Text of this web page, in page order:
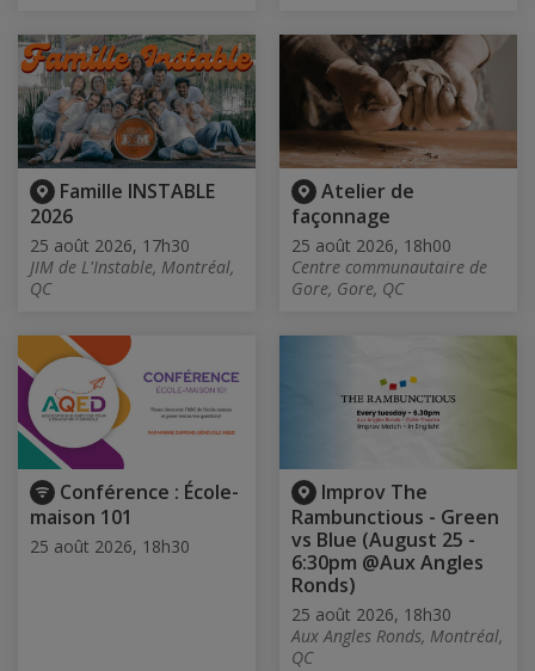
Famille INSTABLE
2026
25 août 2026, 17h30
JIM de L'Instable, Montréal,
QC
Atelier de
façonnage
25 août 2026, 18h00
Centre communautaire de
Gore, Gore, QC
Conférence : École-
maison 101
25 août 2026, 18h30
Improv The
Rambunctious - Green
vs Blue (August 25 -
6:30pm @Aux Angles
Ronds)
25 août 2026, 18h30
Aux Angles Ronds, Montréal,
QC